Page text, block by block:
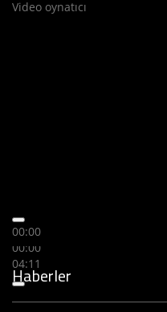
Video oynatıcı
00:00
00:00
04:11
Haberler